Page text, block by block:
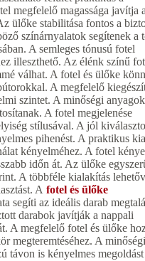
megfelelő magassága javítja
ülőke stabilitása fontos a
színárnyalatok segítenek a
A semleges tónusú fotel
illeszthető. Az élénk színű
válhat. A fotel és ülőke
A megfelelő
szintet. A minőségi anyagok
A fotel megjelenése
stílusával. A jól
pihenést. A praktikus
kényelméhez. A fotel
időn át. Az ülőke
A többféle kialakítás
A fotel és ülőke
segíti az ideális darab
darabok javítják a nappali
A megfelelő fotel és ülőke
megteremtéséhez. A minőségi
távon is kényelmes